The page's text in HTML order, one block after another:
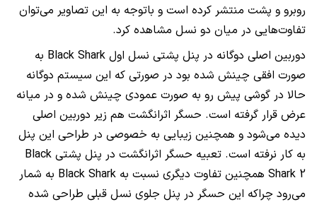
روبرو و پشت منتشر کرده است و باتوجه به این تصاویر می‌توان
تفاوت‌هایی در میان دو نسل مشاهده کرد.
دوربین اصلی دوگانه در پنل پشتی نسل اول Black Shark به
صورت افقی چینش شده بود در صورتی که این سیستم دوگانه
حالا در گوشی پیش رو به صورت عمودی چینش شده و در میانه
عرض قرار گرفته است. حسگر اثرانگشت هم زیر دوربین اصلی
دیده می‌شود و همچنین زیبایی به خصوصی در طراحی این پنل
به کار نرفته است. تعبیه حسگر اثرانگشت در پنل پشتی Black
Shark 2 همچنین تفاوت دیگری نسبت به Black Shark به شمار
می‌رود چراکه این حسگر در پنل جلوی نسل قبلی طراحی شده